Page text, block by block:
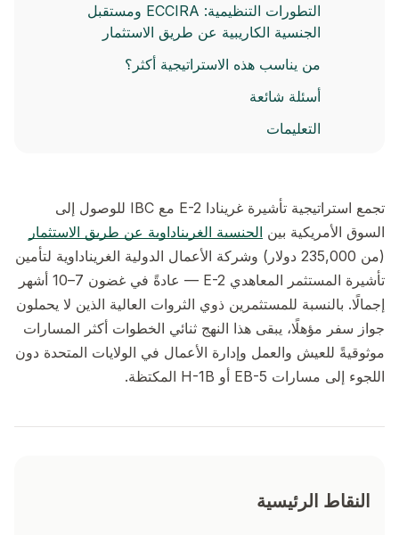
التطورات التنظيمية: ECCIRA ومستقبل
الجنسية الكاريبية عن طريق الاستثمار
من يناسب هذه الاستراتيجية أكثر؟
أسئلة شائعة
التعليمات
تجمع استراتيجية تأشيرة غرينادا E-2 مع IBC للوصول إلى
السوق الأمريكية بين الجنسية الغريناداوية عن طريق الاستثمار
(من 235,000 دولار) وشركة الأعمال الدولية الغريناداوية لتأمين
تأشيرة المستثمر المعاهدي E-2 — عادةً في غضون 7–10 أشهر
إجمالًا. بالنسبة للمستثمرين ذوي الثروات العالية الذين لا يحملون
جواز سفر مؤهلًا، يبقى هذا النهج ثنائي الخطوات أكثر المسارات
موثوقيةً للعيش والعمل وإدارة الأعمال في الولايات المتحدة دون
اللجوء إلى مسارات EB-5 أو H-1B المكتظة.
النقاط الرئيسية